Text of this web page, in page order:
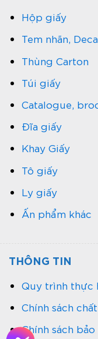
Hộp giấy
Tem nhãn,
Thùng Carton
Túi giấy
Catalogue,
Đĩa giấy
Khay Giấy
Tô giấy
Ly giấy
Ấn phẩm khác
THÔNG TIN
Quy trình thực
Chính sách
Chính sách bảo